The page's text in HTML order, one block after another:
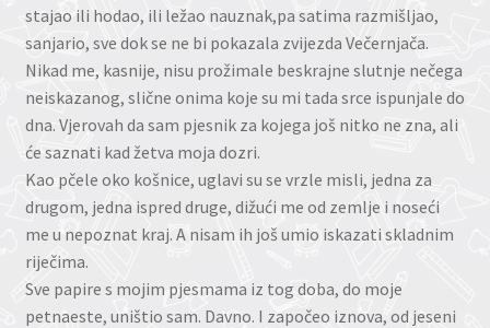
stajao ili hodao, ili ležao nauznak,pa satima razmišljao,
sanjario, sve dok se ne bi pokazala zvijezda Večernjača.
Nikad me, kasnije, nisu prožimale beskrajne slutnje nečega
neiskazanog, slične onima koje su mi tada srce ispunjale do
dna. Vjerovah da sam pjesnik za kojega još nitko ne zna, ali
će saznati kad žetva moja dozri.
Kao pčele oko košnice, uglavi su se vrzle misli, jedna za
drugom, jedna ispred druge, dižući me od zemlje i noseći
me u nepoznat kraj. A nisam ih još umio iskazati skladnim
riječima.
Sve papire s mojim pjesmama iz tog doba, do moje
petnaeste, uništio sam. Davno. I započeo iznova, od jeseni